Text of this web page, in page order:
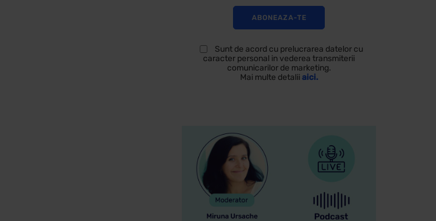
Sunt de acord cu prelucrarea datelor cu
caracter personal in vederea transmiterii
comunicarilor de marketing.
Mai multe detalii aici.